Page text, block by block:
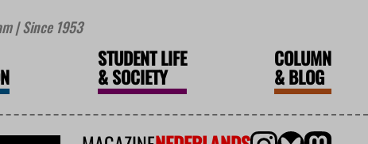
| Since 1953
STUDENT LIFE
&SOCIETY
COLUMN
&BLOG